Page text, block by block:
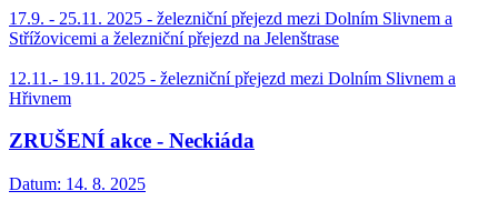
17.9. - 25.11. 2025 - železniční přejezd mezi Dolním Slivnem a
Střížovicemi a železniční přejezd na Jelenštrase
12.11.- 19.11. 2025 - železniční přejezd mezi Dolním Slivnem a
Hřivnem
ZRUŠENÍ akce - Neckiáda
Datum: 14. 8. 2025